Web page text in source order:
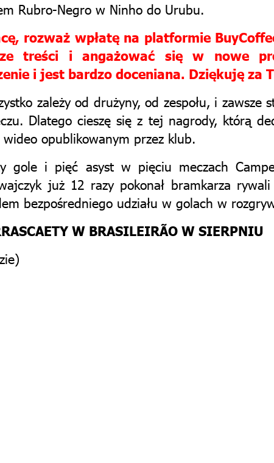
Rubro-Negro w Ninho do Urubu.
rozważ wpłatę na platformie
treści i angażować się w nowe
i jest bardzo doceniana. Dziękuję za
zależy od drużyny, od zespołu, i zawsze
Dlatego cieszę się z tej nagrody, którą
opublikowanym przez klub.
gole i pięć asyst w pięciu meczach
już 12 razy pokonał bramkarza
bezpośredniego udziału w golach w
W BRASILEIRÃO W SIERPNIU